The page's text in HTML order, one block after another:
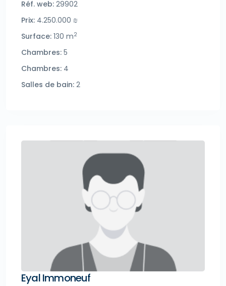
Réf. web: 29902
Prix: 4.250.000 ₪
Surface: 130 m2
Chambres: 5
Chambres: 4
Salles de bain: 2
Eyal Immoneuf